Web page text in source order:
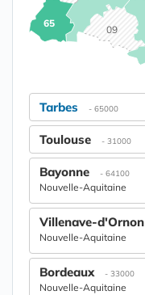
09
65
Tarbes - 65000
Toulouse - 31000
Bayonne - 64100
Nouvelle-Aquitaine
Villenave-d'Ornon
Nouvelle-Aquitaine
Bordeaux - 33000
Nouvelle-Aquitaine